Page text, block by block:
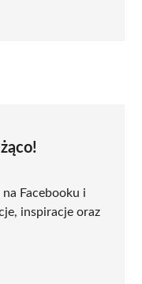
na Facebooku i
inspiracje oraz